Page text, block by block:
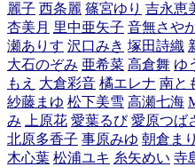
麗子 西条麗 篠宮ゆり 吉永恵
杏美月 里中亜矢子 音無さや
瀬ありす 沢口みき 塚田詩織
大石のぞみ 亜希菜 高倉舞 ゆ
もえ 大倉彩音 橘エレナ 南と
紗藤まゆ 松下美雪 高瀬七海
み
上原花 愛葉るび 愛原つば
北原多香子 事原みゆ 朝倉ま
木心葉 松浦ユキ 糸矢めい 寺